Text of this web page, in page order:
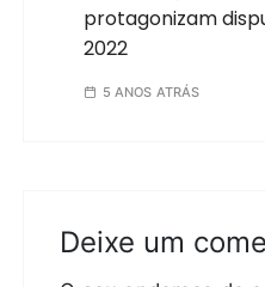
protagonizam
2022
5 ANOS ATRÁS
Deixe um